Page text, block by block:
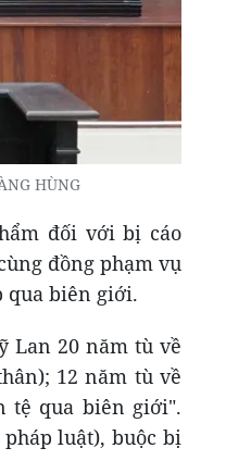
HÙNG
đối với bị cáo
đồng phạm vụ
qua biên giới.
Lan 20 năm tù về
12 năm tù về
tệ qua biên giới".
luật), buộc bị